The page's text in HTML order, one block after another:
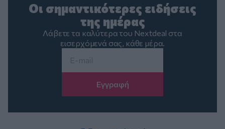
Οι σημαντικότερες ειδήσεις
της ημέρας
Λάβετε τα καλύτερα του Nextdeal στα
εισερχόμενά σας, κάθε μέρα.